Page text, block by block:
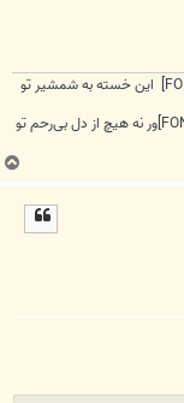
[FONT=lucida grande, tahoma, verdana, arial, sans-serif] این خسته به شمشیر تو
[FONT=lucida grande, tahoma, verdana, arial, sans-serif]ور نه هیچ از دل بی‌رحم تو
ب
ا